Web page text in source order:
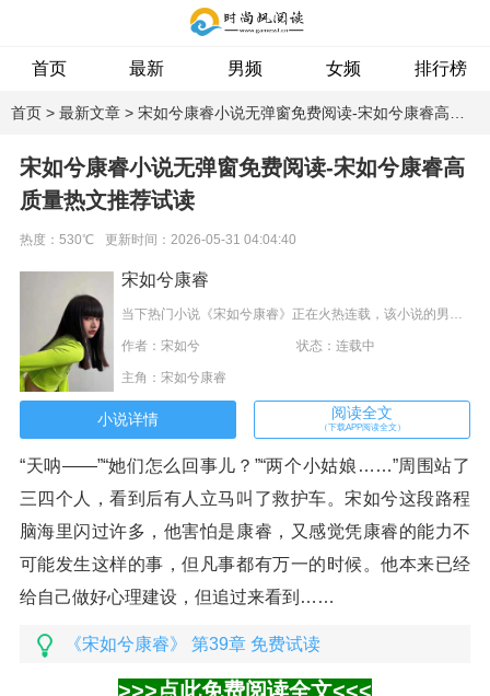
首页 最新 男频 女频 排行榜
专题
首页 > 最新文章 > 宋如兮康睿小说无弹窗免费阅读-宋如兮康睿高质量热文推荐试读
宋如兮康睿小说无弹窗免费阅读-宋如兮康睿高
质量热文推荐试读
热度：530℃ 更新时间：2026-05-31 04:04:40
宋如兮康睿
当下热门小说《宋如兮康睿》正在火热连载，该小说的男女主是宋如兮康睿，更多精彩内容快来阅读吧。该小说讲述了：康睿看着这场面没忍住笑了，调侃简单，“你可真能造啊。”简单，“我这裙子这位数，我好不容易求我妈买的。”说着伸了个手，康睿懂，五位数。简单朝许泽之表了表歉意，“抱歉啊，一时没忍住。”
作者：宋如兮 状态：连载中
主角：宋如兮康睿
阅读全文
（下载APP阅读全文）
小说详情
“天呐——”“她们怎么回事儿？”“两个小姑娘……”周围站了
三四个人，看到后有人立马叫了救护车。宋如兮这段路程
脑海里闪过许多，他害怕是康睿，又感觉凭康睿的能力不
可能发生这样的事，但凡事都有万一的时候。他本来已经
给自己做好心理建设，但追过来看到……
《宋如兮康睿》 第39章 免费试读
>>>点此免费阅读全文<<<